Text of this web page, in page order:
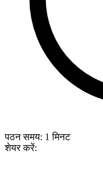
पठन समय: 1 मिनट
शेयर करें: